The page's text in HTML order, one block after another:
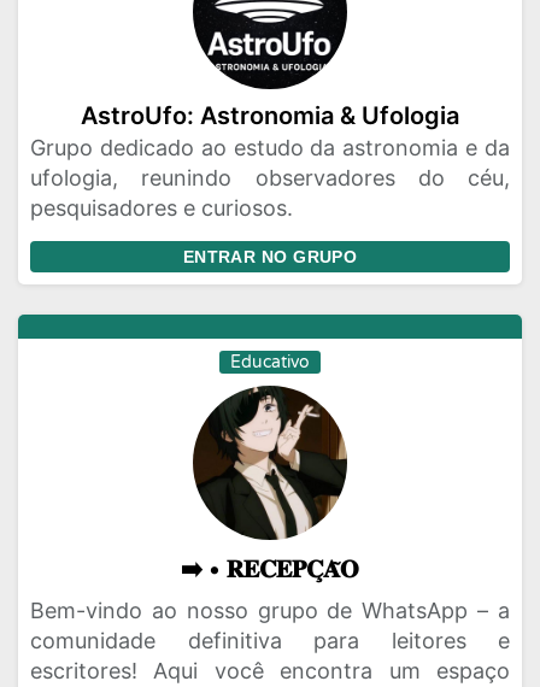
AstroUfo: Astronomia & Ufologia
Grupo dedicado ao estudo da astronomia e da
ufologia, reunindo observadores do céu,
pesquisadores e curiosos.
ENTRAR NO GRUPO
Educativo
➡️ • 𝐑𝐄𝐂𝐄𝐏𝐂̧𝐀̃𝐎
Bem-vindo ao nosso grupo de WhatsApp – a
comunidade definitiva para leitores e
escritores! Aqui você encontra um espaço